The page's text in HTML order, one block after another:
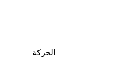
الحركة